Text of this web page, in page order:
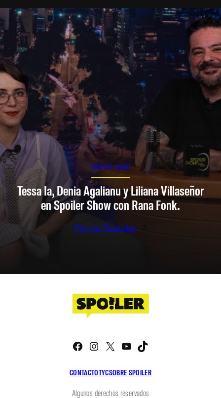
SPOILER SHOW
Tessa Ia, Denia Agalianu y Liliana Villaseñor
en Spoiler Show con Rana Fonk.
Ver en Youtube
CONTACTOTYCSOBRE SPOILER
Facebook
Instagram
X YouTube
Algunos derechos reservados